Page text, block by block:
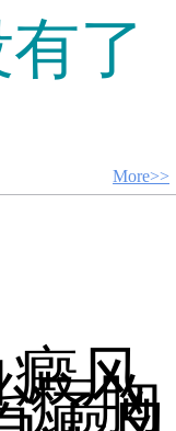
了
More>>
风
疗胸